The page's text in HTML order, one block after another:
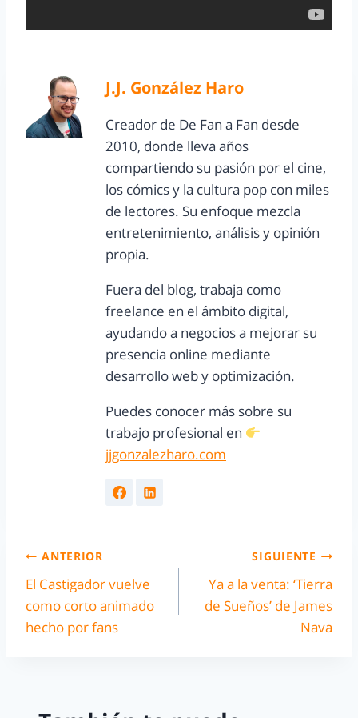
J.J. González Haro
Creador de De Fan a Fan desde
2010, donde lleva años
compartiendo su pasión por el cine,
los cómics y la cultura pop con miles
de lectores. Su enfoque mezcla
entretenimiento, análisis y opinión
propia.
Fuera del blog, trabaja como
freelance en el ámbito digital,
ayudando a negocios a mejorar su
presencia online mediante
desarrollo web y optimización.
Puedes conocer más sobre su
trabajo profesional en
jjgonzalezharo.com
ANTERIOR
El Castigador vuelve
como corto animado
hecho por fans
SIGUIENTE
Ya a la venta: ‘Tierra
de Sueños’ de James
Nava